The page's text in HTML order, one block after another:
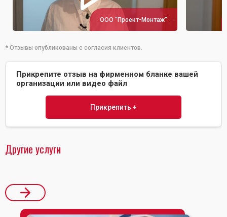
ООО "Проект-Монтаж"
* Отзывы опубликованы с согласия клиентов.
Прикрепите отзыв на фирменном бланке вашей
организации или видео файл
Прикрепить +
Другие услуги